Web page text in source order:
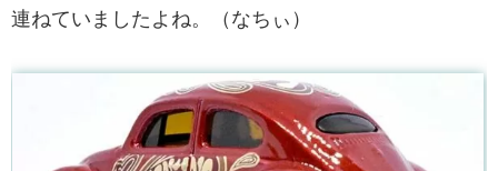
連ねていましたよね。（なちぃ）